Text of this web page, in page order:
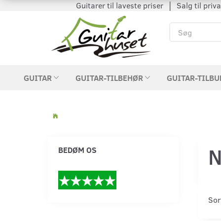
Guitarer til laveste priser │ Salg til private
GUITAR GUITAR-TILBEHØR GUITAR-
BEDØM OS